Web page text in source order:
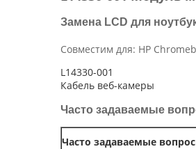
Замена LCD для
Совместим для: HP
L14330-001
Кабель веб-камеры
Часто задаваемые
Часто задаваемые